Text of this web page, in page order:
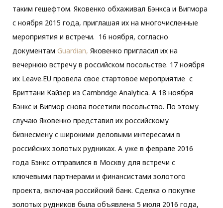
таким гешефтом. Яковенко обхаживал Бэнкса и Вигмора
с ноября 2015 года, приглашая их на многочисленные
мероприятия и встречи. 16 ноября, согласно
документам Guardian, Яковенко пригласил их на
вечернюю встречу в российском посольстве. 17 ноября
их Leave.EU провела свое стартовое мероприятие с
Бриттани Кайзер из Cambridge Analytica. А 18 ноября
Бэнкс и Вигмор снова посетили посольство. По этому
случаю Яковенко представил их российскому
бизнесмену с широкими деловыми интересами в
российских золотых рудниках. А уже в феврале 2016
года Бэнкс отправился в Москву для встречи с
ключевыми партнерами и финансистами золотого
проекта, включая российский банк. Сделка о покупке
золотых рудников была объявлена ​​5 июля 2016 года,